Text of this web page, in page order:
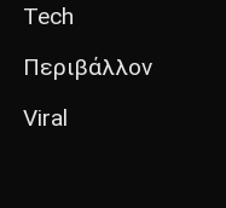
Tech
Περιβάλλον
Viral